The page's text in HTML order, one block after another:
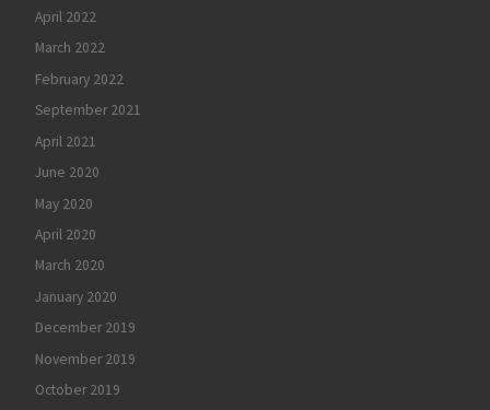
April 2022
March 2022
February 2022
September 2021
April 2021
June 2020
May 2020
April 2020
March 2020
January 2020
December 2019
November 2019
October 2019